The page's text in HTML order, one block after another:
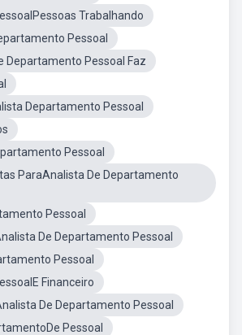
Trabalhando
Pessoal
Departamento Pessoal Faz
Departamento Pessoal
Pessoal
ParaAnalista De Departamento
Pessoal
De Departamento Pessoal
Pessoal
Financeiro
De Departamento Pessoal
Pessoal